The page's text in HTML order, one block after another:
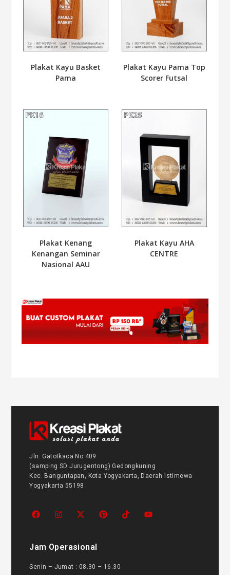
Plakat Kayu Basket
Pama
Plakat Kayu Pama Top
Scorer Futsal
Plakat Kenang
Kenangan Seminar
Nasional AAU
Plakat Kayu AHA
CENTRE
Jln. Gatotkaca No.409
(samping SD Jurugentong) Gedongkuning
Kec. Banguntapan, Kota Yogyakarta, Daerah Istimewa
Yogyakarta 55198
Jam Operasional
Senin – Jumat : 08.30 – 16.30